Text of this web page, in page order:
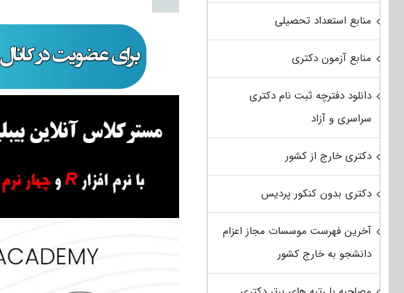
منابع استعداد تحصیلی
منابع آزمون دکتری
دانلود دفترچه ثبت نام دکتری
سراسری و آزاد
دکتری خارج از کشور
دکتری بدون کنکور پردیس
آخرین فهرست موسسات مجاز اعزام
دانشجو به خارج کشور